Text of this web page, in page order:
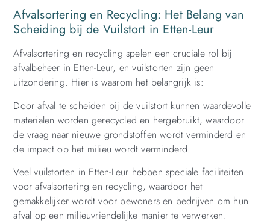
Afvalsortering en Recycling: Het Belang van
Scheiding bij de Vuilstort in Etten-Leur
Afvalsortering en recycling spelen een cruciale rol bij
afvalbeheer in Etten-Leur, en vuilstorten zijn geen
uitzondering. Hier is waarom het belangrijk is:
Door afval te scheiden bij de vuilstort kunnen waardevolle
materialen worden gerecycled en hergebruikt, waardoor
de vraag naar nieuwe grondstoffen wordt verminderd en
de impact op het milieu wordt verminderd.
Veel vuilstorten in Etten-Leur hebben speciale faciliteiten
voor afvalsortering en recycling, waardoor het
gemakkelijker wordt voor bewoners en bedrijven om hun
afval op een milieuvriendelijke manier te verwerken.